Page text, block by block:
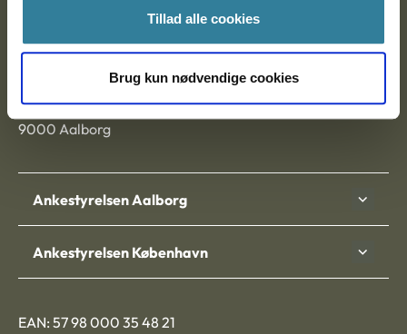
Tillad alle cookies
Brug kun nødvendige cookies
Nytorv 7, 2. sal
9000 Aalborg
Ankestyrelsen Aalborg
Ankestyrelsen København
EAN: 57 98 000 35 48 21